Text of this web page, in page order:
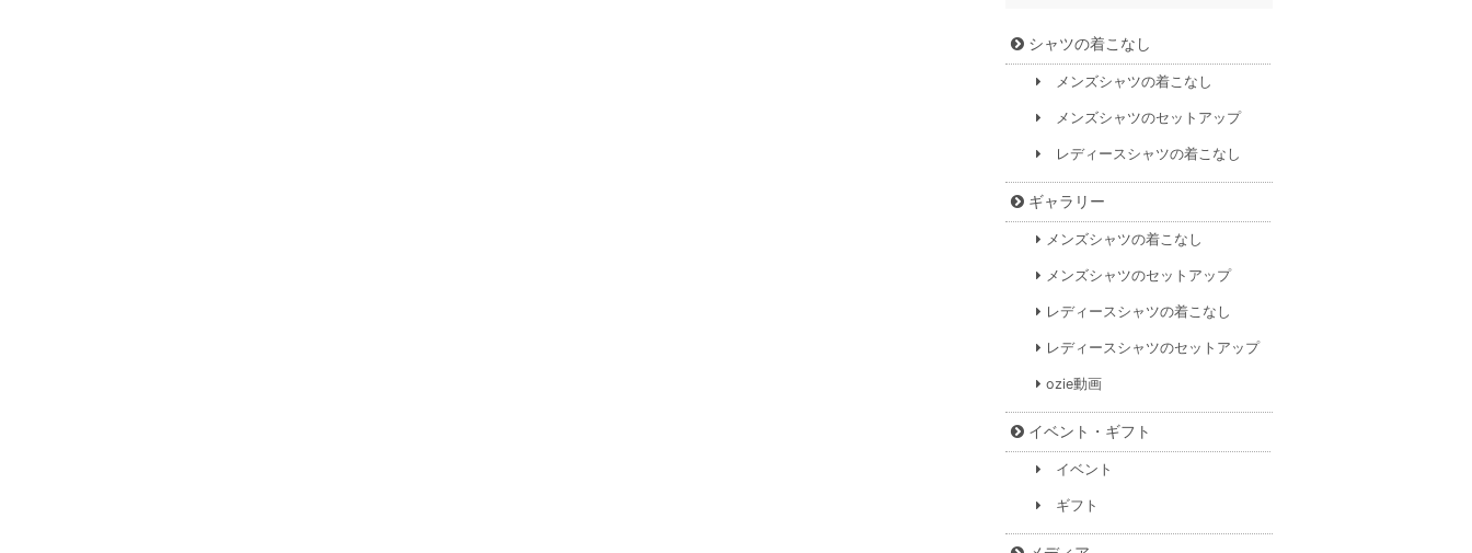
シャツの着こなし
メンズシャツの着こなし
メンズシャツのセットアップ
レディースシャツの着こなし
ギャラリー
メンズシャツの着こなし
メンズシャツのセットアップ
レディースシャツの着こなし
レディースシャツのセットアップ
ozie動画
イベント・ギフト
イベント
ギフト